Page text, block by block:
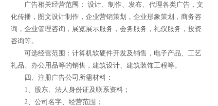
广告相关经营范围： 设计、制作、发布、代理各类广告，文
化传播，图文设计制作，企业营销策划，企业形象策划，商务咨
询，企业管理咨询，展览展示服务，会务服务，礼仪服务，投资
咨询等。
可选经营范围：计算机软硬件开发及销售，电子产品、工艺
礼品、办公用品等的销售，建筑设计、建筑装饰工程等。
四、注册广告公司所需材料：
1、股东、法人身份证及联系资料；
2、公司名字、经营范围；